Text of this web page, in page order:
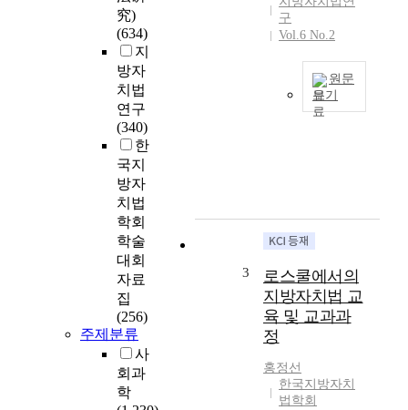
究)
(634)
지
방자
치법
연구
(340)
한
국지
방자
치법
학회
학술
대회
자료
집
(256)
주제분류
사
회과
학
발
구
Vol.6 No.2
원문
보기
3
로스쿨에서의
지방자치법 교
육 및 교과과
정
홍정선
한국지방자치
법학회